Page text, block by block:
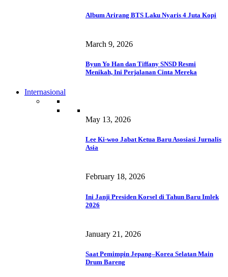
Album Arirang BTS Laku Nyaris 4 Juta Kopi
March 9, 2026
Byun Yo Han dan Tiffany SNSD Resmi
Menikah, Ini Perjalanan Cinta Mereka
Internasional
May 13, 2026
Lee Ki-woo Jabat Ketua Baru Asosiasi Jurnalis
Asia
February 18, 2026
Ini Janji Presiden Korsel di Tahun Baru Imlek
2026
January 21, 2026
Saat Pemimpin Jepang–Korea Selatan Main
Drum Bareng